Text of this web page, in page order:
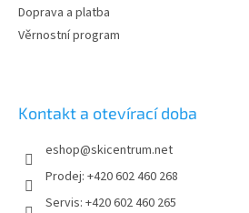
Doprava a platba
Věrnostní program
Kontakt a otevírací doba
eshop@skicentrum.net
Prodej: +420 602 460 268
Servis: +420 602 460 265